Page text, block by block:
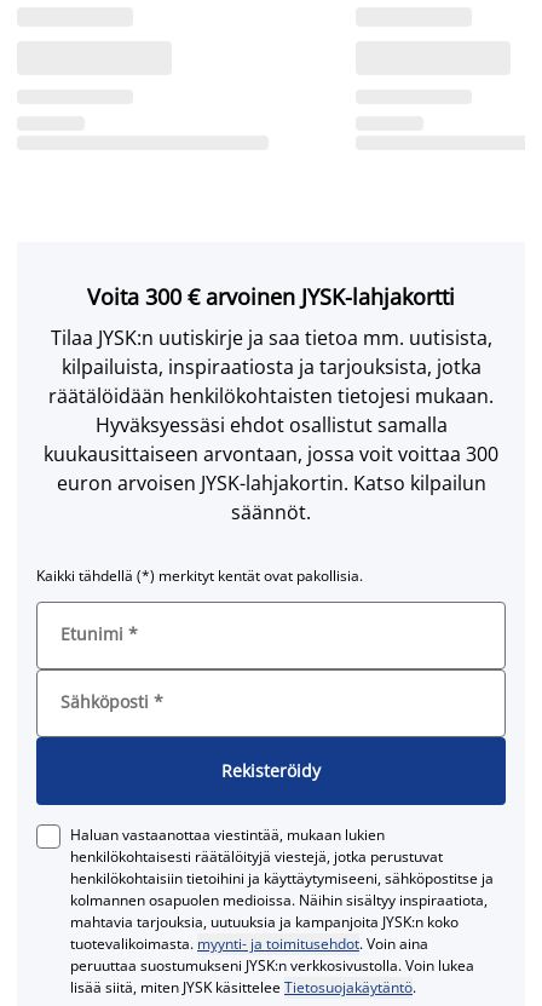
Voita 300 € arvoinen JYSK-lahjakortti
Tilaa JYSK:n uutiskirje ja saa tietoa mm. uutisista,
kilpailuista, inspiraatiosta ja tarjouksista, jotka
räätälöidään henkilökohtaisten tietojesi mukaan.
Hyväksyessäsi ehdot osallistut samalla
kuukausittaiseen arvontaan, jossa voit voittaa 300
euron arvoisen JYSK-lahjakortin. Katso kilpailun
säännöt.
Kaikki tähdellä (*) merkityt kentät ovat pakollisia.
Etunimi *
Sähköposti *
Rekisteröidy
Haluan vastaanottaa viestintää, mukaan lukien
henkilökohtaisesti räätälöityjä viestejä, jotka perustuvat
henkilökohtaisiin tietoihini ja käyttäytymiseeni, sähköpostitse ja
kolmannen osapuolen medioissa. Näihin sisältyy inspiraatiota,
mahtavia tarjouksia, uutuuksia ja kampanjoita JYSK:n koko
tuotevalikoimasta. myynti- ja toimitusehdot. Voin aina
peruuttaa suostumukseni JYSK:n verkkosivustolla. Voin lukea
lisää siitä, miten JYSK käsitteleeTietosuojakäytäntö.